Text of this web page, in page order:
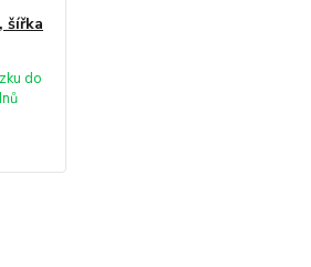
šířka
do